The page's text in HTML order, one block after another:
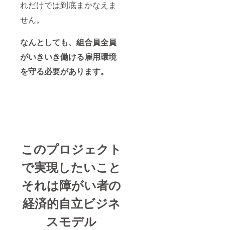
れだけでは到底まかなえま
せん。
なんとしても、組合員全員
がいきいき働ける雇用環境
を守る必要があります。
このプロジェクト
で実現したいこと
それは障がい者の
経済的自立ビジネ
スモデル